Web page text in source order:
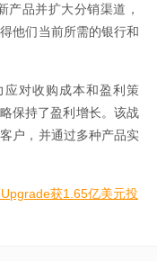
产品并扩大分销渠道，
他们当前所需的银行和
应对收购成本和盈利策
保持了盈利增长。该战
户，并通过多种产品实
获1.65亿美元投